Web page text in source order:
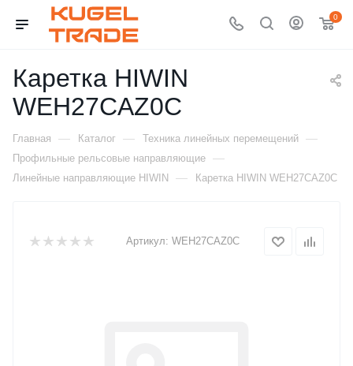
0
Каретка HIWIN
WEH27CAZ0C
Главная — Каталог — Техника линейных перемещений —
Профильные рельсовые направляющие —
Линейные направляющие HIWIN — Каретка HIWIN WEH27CAZ0C
Артикул: WEH27CAZ0C